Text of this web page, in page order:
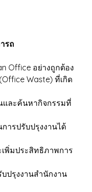
รถ
Office อย่างถูกต้อง
Waste) ที่เกิด
ละค้นหากิจกรรมที่
ารปรับปรุงงานได้
พิ่มประสิทธิภาพการ
รุงงานสำนักงาน